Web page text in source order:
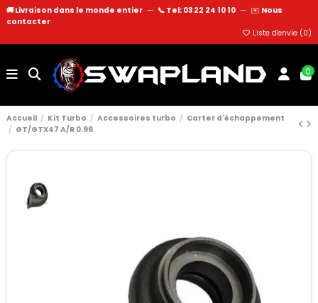
🚚 Livraison dans le monde entier — 📞 Tel: 03 22 24 10 10 — ✉️ Nous
contacter
Liste d'envie (0)
0
Accueil Kit Turbo Accessoires turbo
Carter d'échappement
GT/GTX47 A/R 0.96